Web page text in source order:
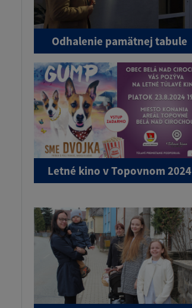
Odhalenie pamätnej tabule
Letné kino v Topovnom 2024